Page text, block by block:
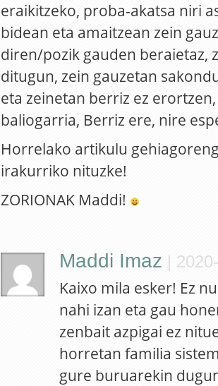
eraikitzeko, proba-akatsa niri
bidean eta amaitzean zein
diren/pozik gauden beraietaz,
ditugun, zein gauzetan
eta zeinetan berriz ez
baliogarria, Berriz ere, nire
Horrelako artikulu
irakurriko nituzke!
ZORIONAK Maddi!
Maddi Imaz |
Kaixo mila esker! Ez
nahi izan eta gau
zenbait azpigai ez
horretan familia
gure buruarekin